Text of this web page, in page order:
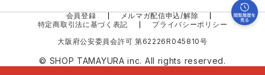
会員登録
メルマガ配信申込/解除
特定商取引法に基づく表記
プライバシーポリシー
大阪府公安委員会許可 第62226R045810号
© SHOP TAMAYURA inc. All rights reserved.